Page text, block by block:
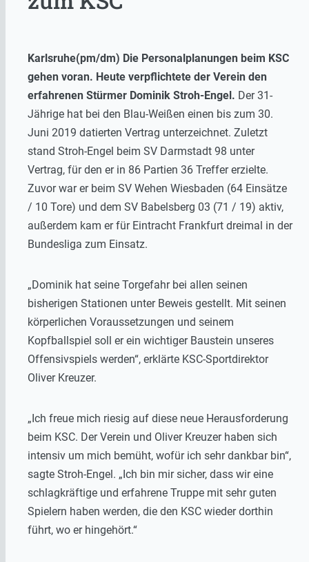
Karlsruhe(pm/dm) Die Personalplanungen beim KSC
gehen voran. Heute verpflichtete der Verein den
erfahrenen Stürmer Dominik Stroh-Engel. Der 31-
Jährige hat bei den Blau-Weißen einen bis zum 30.
Juni 2019 datierten Vertrag unterzeichnet. Zuletzt
stand Stroh-Engel beim SV Darmstadt 98 unter
Vertrag, für den er in 86 Partien 36 Treffer erzielte.
Zuvor war er beim SV Wehen Wiesbaden (64 Einsätze
/ 10 Tore) und dem SV Babelsberg 03 (71 / 19) aktiv,
außerdem kam er für Eintracht Frankfurt dreimal in der
Bundesliga zum Einsatz.
„Dominik hat seine Torgefahr bei allen seinen
bisherigen Stationen unter Beweis gestellt. Mit seinen
körperlichen Voraussetzungen und seinem
Kopfballspiel soll er ein wichtiger Baustein unseres
Offensivspiels werden“, erklärte KSC-Sportdirektor
Oliver Kreuzer.
„Ich freue mich riesig auf diese neue Herausforderung
beim KSC. Der Verein und Oliver Kreuzer haben sich
intensiv um mich bemüht, wofür ich sehr dankbar bin“,
sagte Stroh-Engel. „Ich bin mir sicher, dass wir eine
schlagkräftige und erfahrene Truppe mit sehr guten
Spielern haben werden, die den KSC wieder dorthin
führt, wo er hingehört.“